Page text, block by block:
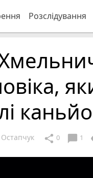
Розслідування
share 0 chat_bubble 1